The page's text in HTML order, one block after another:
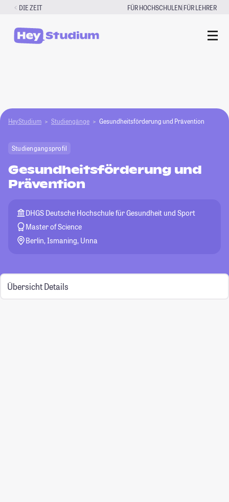
Zum
springen
DIE ZEIT FÜR HOCHSCHULEN|FÜR LEHRER
HeyStudium Studiengänge Gesundheitsförderung und Prävention
Studiengangsprofil
Gesundheitsförderung und
Prävention
DHGS Deutsche Hochschule für Gesundheit und Sport
Master of Science
Berlin, Ismaning, Unna
Übersicht Details